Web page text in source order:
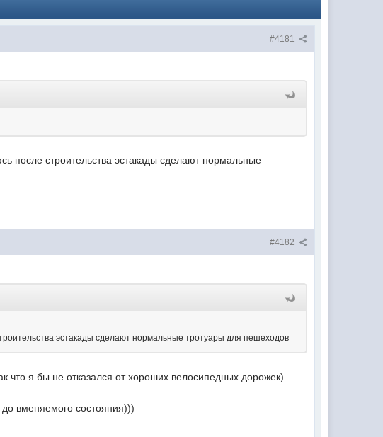
#4181
строительства эстакады сделают нормальные
#4182
эстакады сделают нормальные тротуары для пешеходов
что я бы не отказался от хороших велосипедных дорожек)
вменяемого состояния)))